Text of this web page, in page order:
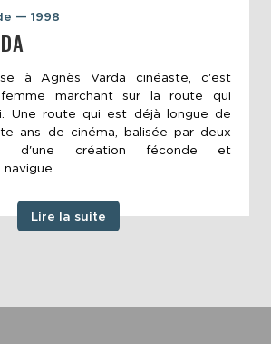
— 1998
à Agnès Varda cinéaste, c'est
marchant sur la route qui
Une route qui est déjà longue de
ans de cinéma, balisée par deux
d'une création féconde et
Lire la suite